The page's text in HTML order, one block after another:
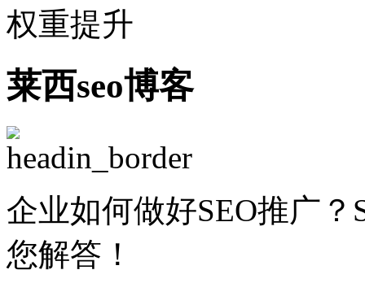
权重提升
莱西seo博客
企业如何做好SEO推广
您解答！